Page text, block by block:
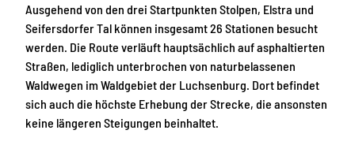
Ausgehend von den drei Startpunkten Stolpen, Elstra und
Seifersdorfer Tal können insgesamt 26 Stationen besucht
werden. Die Route verläuft hauptsächlich auf asphaltierten
Straßen, lediglich unterbrochen von naturbelassenen
Waldwegen im Waldgebiet der Luchsenburg. Dort befindet
sich auch die höchste Erhebung der Strecke, die ansonsten
keine längeren Steigungen beinhaltet.